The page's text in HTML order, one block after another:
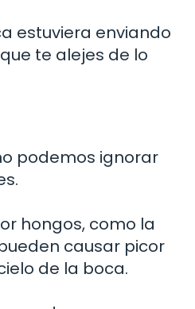
estuviera enviando
te alejes de lo
podemos ignorar
hongos, como la
causar picor
de la boca.